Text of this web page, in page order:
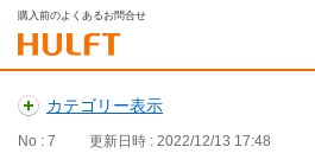
購入前のよくあるお問合せ
カテゴリー表示
No : 7 更新日時 : 2022/12/13 17:48